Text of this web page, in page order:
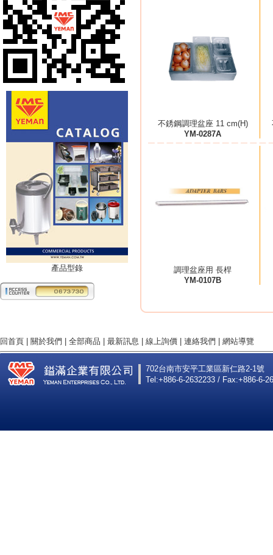
產品型錄
不銹鋼調理盆座 11 cm(H)
YM-0287A
調理盆座用 長桿
YM-0107B
回首頁 關於我們 全部商品 最新訊息 線上詢價 連絡我們 網站導覽
702台南市安平工業區新仁路2-1號
Tel:+886-6-2632233 / Fax:+886-6-